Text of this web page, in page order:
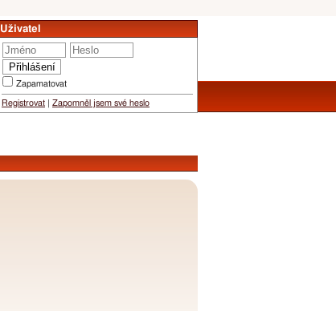
Uživatel
Zapamatovat
Registrovat Zapomněl jsem své heslo